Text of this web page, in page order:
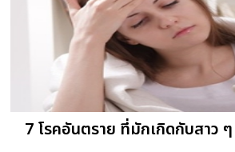
7 โรคอันตราย ที่มักเกิดกับสาว